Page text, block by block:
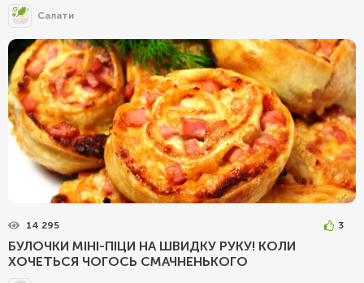
Салати
14 295 3
БУЛОЧКИ МІНІ-ПІЦИ НА ШВИДКУ РУКУ! КОЛИ
ХОЧЕТЬСЯ ЧОГОСЬ СМАЧНЕНЬКОГО